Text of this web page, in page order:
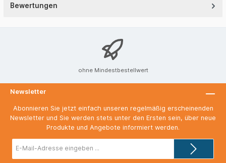
Bewertungen
ohne Mindestbestellwert
Newsletter
Abonnieren Sie jetzt einfach unseren regelmäßig erscheinenden
Newsletter und Sie werden stets unter den Ersten sein, über neue
Produkte und Angebote informiert werden.
Mail-